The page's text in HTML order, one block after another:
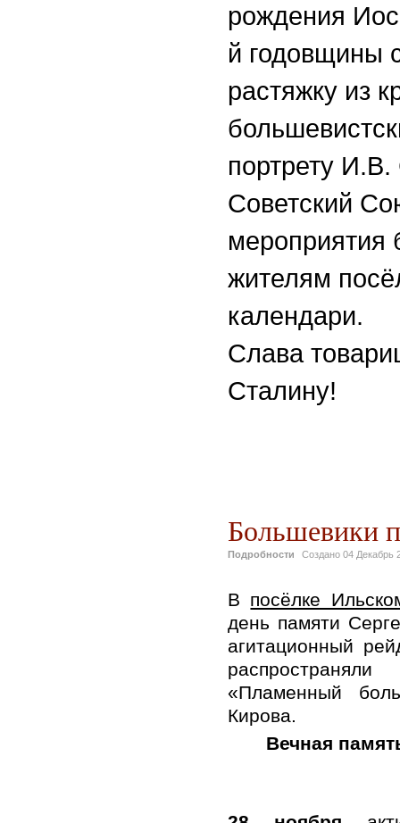
рождения
й годовщины
растяжку из
портрету
Советский
мероприятия
жителям
календари.
Слава
Сталину!
Большевики
Подробности Создано 04 Декабрь
В посёлке
день памяти
агитационный
«Пламенный
Кирова.
Вечная